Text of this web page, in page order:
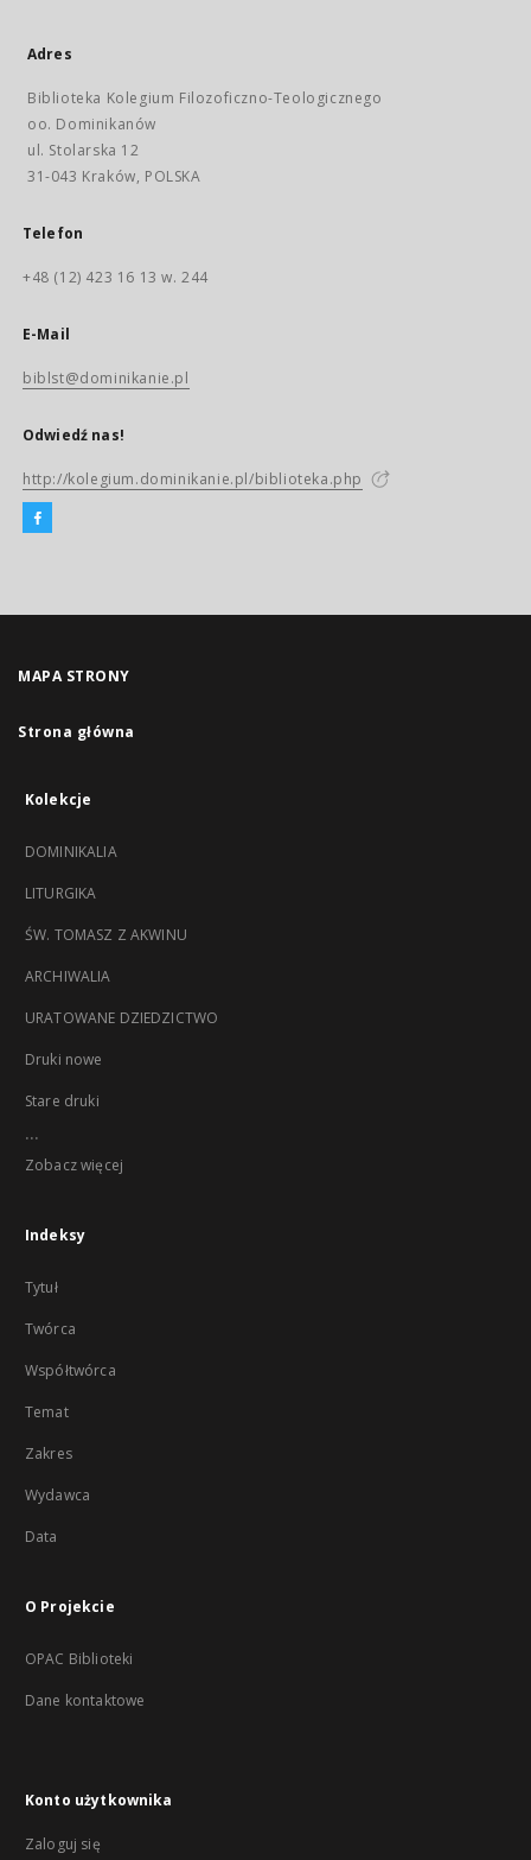
Adres
Biblioteka Kolegium Filozoficzno-Teologicznego
oo. Dominikanów
ul. Stolarska 12
31-043 Kraków, POLSKA
Telefon
+48 (12) 423 16 13 w. 244
E-Mail
biblst@dominikanie.pl
Odwiedź nas!
http://kolegium.dominikanie.pl/biblioteka.php
MAPA STRONY
Strona główna
Kolekcje
DOMINIKALIA
LITURGIKA
ŚW. TOMASZ Z AKWINU
ARCHIWALIA
URATOWANE DZIEDZICTWO
Druki nowe
Stare druki
...
Zobacz więcej
Indeksy
Tytuł
Twórca
Współtwórca
Temat
Zakres
Wydawca
Data
O Projekcie
OPAC Biblioteki
Dane kontaktowe
Konto użytkownika
Zaloguj się